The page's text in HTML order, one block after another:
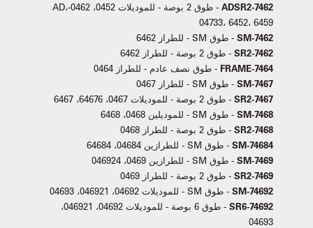
7462-ADSR2
- طوق 2 بوصة - للموديلات 0452، 0462-AD،
04733، 6452، 6459
7462-SM
- طوق SM - للطراز 6462
7462-SR2
- طوق 2 بوصة - للطراز 6462
7464-FRAME
- طوق نصف عادم - للطراز 0464
7467-SM
- طوق SM - للطراز 0467
7467-SR2
- طوق 2 بوصة - للموديلات 0467، 64676، 6467
7468-SM
- طوق SM - للموديلين 0468، 6468
7468-SR2
- طوق 2 بوصة - للطراز 0468
74684-SM
- طوق SM - للطرازين 04684، 64684
7469-SM
- طوق SM - للطرازين 0469، 046924
7469-SR2
- طوق 2 بوصة - للطراز 0469
74692-SM
- طوق SM - للموديلات 04692، 046921، 04693
74692-SR6
- طوق 6 بوصة - للموديلات 04692، 046921،
04693